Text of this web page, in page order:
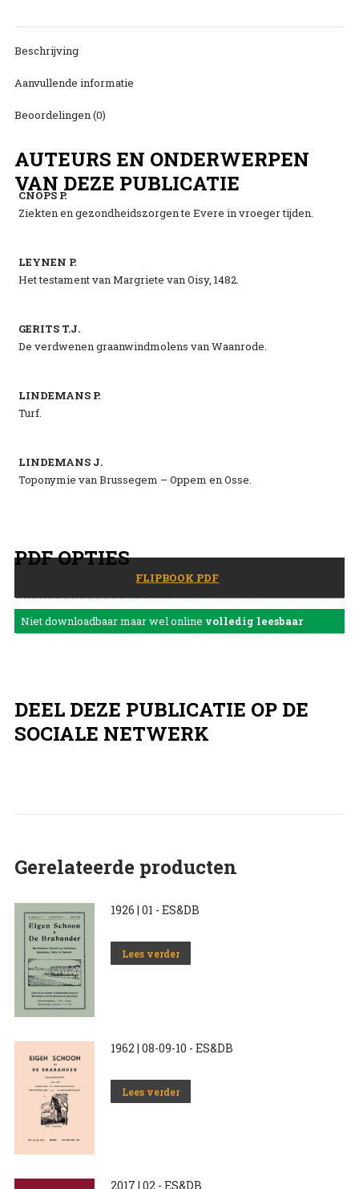
Beschrijving
Aanvullende informatie
Beoordelingen (0)
AUTEURS EN ONDERWERPEN
VAN DEZE PUBLICATIE
CNOPS P.
Ziekten en gezondheidszorgen te Evere in vroeger tijden.
LEYNEN P.
Het testament van Margriete van Oisy, 1482.
GERITS T.J.
De verdwenen graanwindmolens van Waanrode.
LINDEMANS P.
Turf.
LINDEMANS J.
Toponymie van Brussegem – Oppem en Osse.
PDF OPTIES
FLIPBOOK PDF
Niet downloadbaar maar wel online volledig leesbaar
DEEL DEZE PUBLICATIE OP DE
SOCIALE NETWERK
Gerelateerde producten
1926 | 01 - ES&DB
Lees verder
1962 | 08-09-10 - ES&DB
Lees verder
2017 | 02 - ES&DB